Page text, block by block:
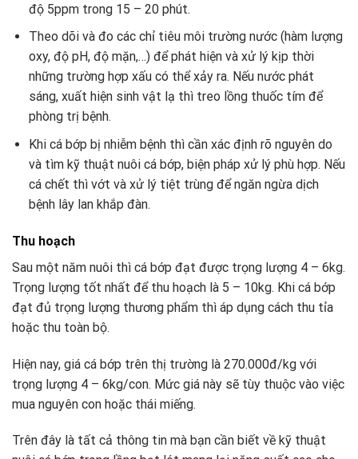
độ 5ppm trong 15 – 20 phút.
Theo dõi và đo các chỉ tiêu môi trường nước (hàm lượng
oxy, độ pH, độ mặn,…) để phát hiện và xử lý kịp thời
những trường hợp xấu có thể xảy ra. Nếu nước phát
sáng, xuất hiện sinh vật lạ thì treo lồng thuốc tím để
phòng trị bệnh.
Khi cá bớp bị nhiễm bệnh thì cần xác định rõ nguyên do
và tìm kỹ thuật nuôi cá bớp, biện pháp xử lý phù hợp. Nếu
cá chết thì vớt và xử lý tiệt trùng để ngăn ngừa dịch
bệnh lây lan khắp đàn.
Thu hoạch
Sau một năm nuôi thì cá bớp đạt được trọng lượng 4 – 6kg.
Trọng lượng tốt nhất để thu hoạch là 5 – 10kg. Khi cá bớp
đạt đủ trọng lượng thương phẩm thì áp dụng cách thu tỉa
hoặc thu toàn bộ.
Hiện nay, giá cá bớp trên thị trường là 270.000đ/kg với
trọng lượng 4 – 6kg/con. Mức giá này sẽ tùy thuộc vào việc
mua nguyên con hoặc thái miếng.
Trên đây là tất cả thông tin mà bạn cần biết về kỹ thuật